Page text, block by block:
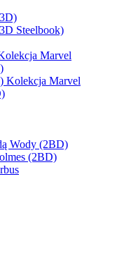
Steelbook)
Marvel
Kolekcja Marvel
Wody (2BD)
(2BD)